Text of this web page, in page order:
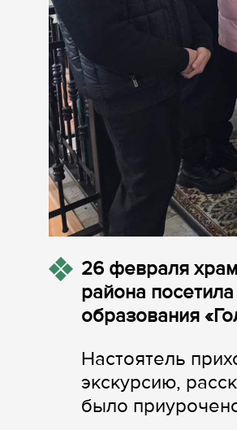
26 февраля
района
образования
Настоятель
экскурсию,
было